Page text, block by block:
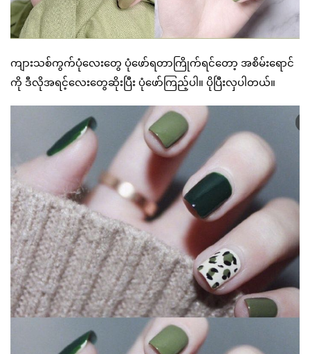
ကျားသစ်ကွက်ပုံလေးတွေ ပုံဖော်ရတာကြိုက်ရင်တော့ အစိမ်းရောင်
ကို ဒီလိုအရင့်လေးတွေဆိုးပြီး ပုံဖော်ကြည့်ပါ။ ပိုပြီးလှပါတယ်။